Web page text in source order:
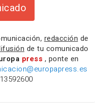
redacción de
de tu comunicado
press , ponte en